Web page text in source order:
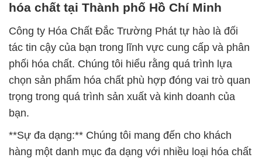
hóa chất tại Thành phố Hồ Chí Minh
Công ty Hóa Chất Đắc Trường Phát tự hào là đối
tác tin cậy của bạn trong lĩnh vực cung cấp và phân
phối hóa chất. Chúng tôi hiểu rằng quá trình lựa
chọn sản phẩm hóa chất phù hợp đóng vai trò quan
trọng trong quá trình sản xuất và kinh doanh của
bạn.
**Sự đa dạng:** Chúng tôi mang đến cho khách
hàng một danh mục đa dạng với nhiều loại hóa chất